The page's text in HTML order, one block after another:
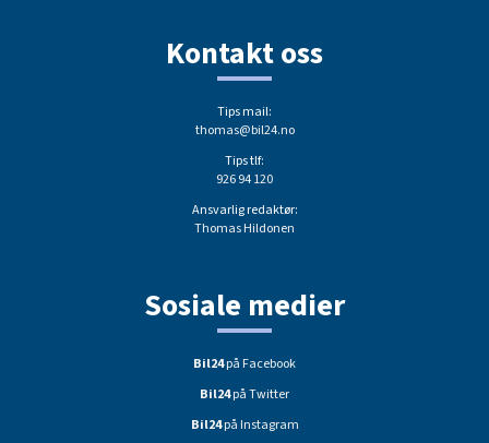
Kontakt oss
Tips mail:
thomas@bil24.no
Tips tlf:
926 94 120
Ansvarlig redaktør:
Thomas Hildonen
Sosiale medier
Bil24på Facebook
Bil24på Twitter
Bil24på Instagram